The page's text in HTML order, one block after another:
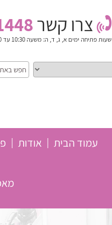
צרו קשר
שעות פתיחה ימים א, ג, ד, ה: משעה 10:30 עד 18:00. יום ב': משעה 10:30 עד 15:00. ימי ו' וערבי חג: סגור
עמוד הבית אודות